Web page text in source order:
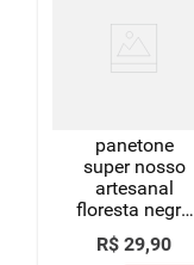
panetone
super nosso
artesanal
floresta negra
500g
R$ 29,90